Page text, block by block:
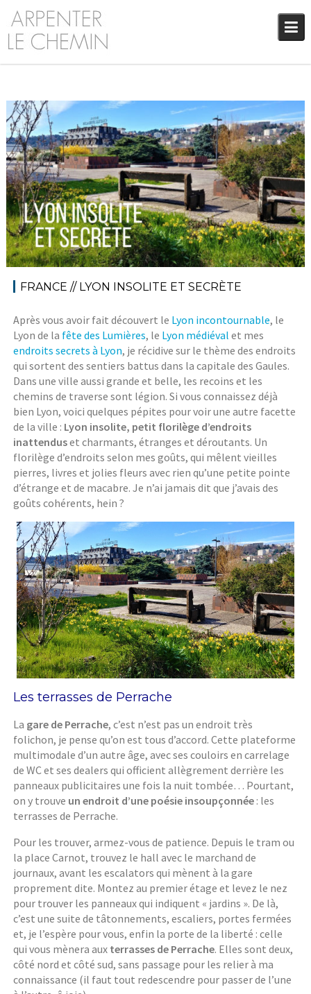
Skip
content
9 octobre 2019 Blog Europe
FRANCE // LYON INSOLITE ET SECRÈTE
Après vous avoir fait découvert le Lyon incontournable, le
Lyon de la fête des Lumières, le Lyon médiéval et mes
endroits secrets à Lyon, je récidive sur le thème des endroits
qui sortent des sentiers battus dans la capitale des Gaules.
Dans une ville aussi grande et belle, les recoins et les
chemins de traverse sont légion. Si vous connaissez déjà
bien Lyon, voici quelques pépites pour voir une autre facette
de la ville : Lyon insolite, petit florilège d’endroits
inattenduset charmants, étranges et déroutants. Un
florilège d’endroits selon mes goûts, qui mêlent vieilles
pierres, livres et jolies fleurs avec rien qu’une petite pointe
d’étrange et de macabre. Je n’ai jamais dit que j’avais des
goûts cohérents, hein ?
Les terrasses de Perrache
La gare de Perrache, c’est n’est pas un endroit très
folichon, je pense qu’on est tous d’accord. Cette plateforme
multimodale d’un autre âge, avec ses couloirs en carrelage
de WC et ses dealers qui officient allègrement derrière les
panneaux publicitaires une fois la nuit tombée… Pourtant,
on y trouve un endroit d’une poésie insoupçonnée : les
terrasses de Perrache.
Pour les trouver, armez-vous de patience. Depuis le tram ou
la place Carnot, trouvez le hall avec le marchand de
journaux, avant les escalators qui mènent à la gare
proprement dite. Montez au premier étage et levez le nez
pour trouver les panneaux qui indiquent « jardins ». De là,
c’est une suite de tâtonnements, escaliers, portes fermées
et, je l’espère pour vous, enfin la porte de la liberté : celle
qui vous mènera aux terrasses de Perrache. Elles sont deux,
côté nord et côté sud, sans passage pour les relier à ma
connaissance (il faut tout redescendre pour passer de l’une